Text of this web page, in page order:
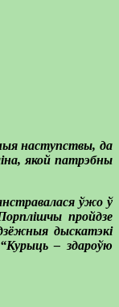
наступствы, да
якой патрэбны
ўжо ў
пройдзе
дыскатэкі
– здароўю